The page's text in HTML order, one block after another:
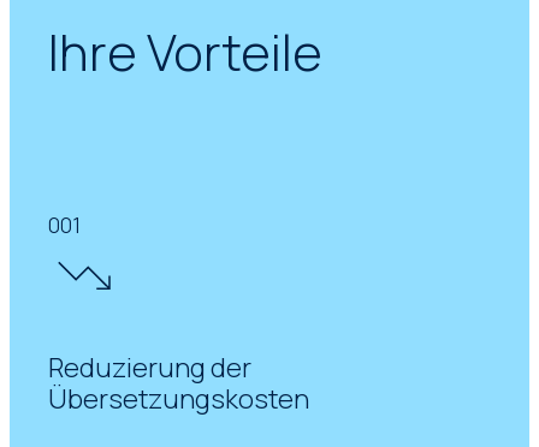
Ihre Vorteile
001
Reduzierung der
Übersetzungskosten